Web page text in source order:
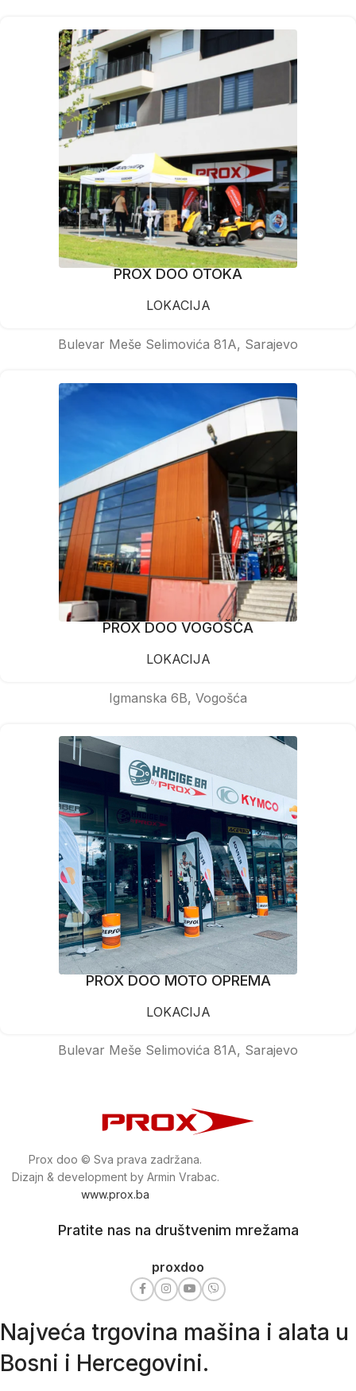
PROX DOO OTOKA
LOKACIJA
Bulevar Meše Selimovića 81A, Sarajevo
PROX DOO VOGOŠĆA
LOKACIJA
Igmanska 6B, Vogošća
PROX DOO MOTO OPREMA
LOKACIJA
Bulevar Meše Selimovića 81A, Sarajevo
Prox doo © Sva prava zadržana.
Dizajn & development by Armin Vrabac.
www.prox.ba
Pratite nas na društvenim mrežama
proxdoo
Najveća trgovina mašina i alata u
Bosni i Hercegovini.